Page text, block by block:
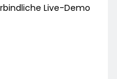
Live-Demo